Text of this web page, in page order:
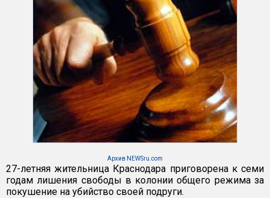
Архив NEWSru.com
27-летняя жительница Краснодара приговорена к семи
годам лишения свободы в колонии общего режима за
покушение на убийство своей подруги.